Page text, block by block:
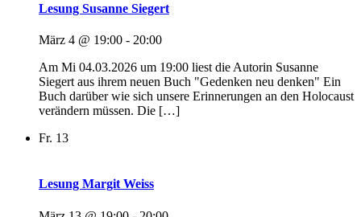
Lesung Susanne Siegert
März 4 @ 19:00 - 20:00
Am Mi 04.03.2026 um 19:00 liest die Autorin Susanne
Siegert aus ihrem neuen Buch "Gedenken neu denken" Ein
Buch darüber wie sich unsere Erinnerungen an den Holocaust
verändern müssen. Die […]
Fr. 13
Lesung Margit Weiss